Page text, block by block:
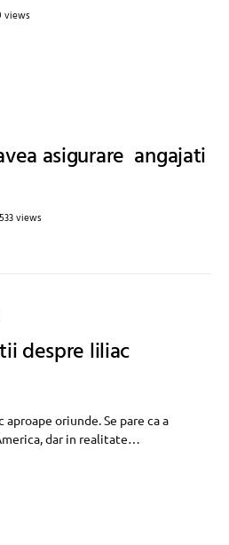
views
asigurare angajati
533 views
despre liliac
aproape oriunde. Se pare ca a
dar in realitate…